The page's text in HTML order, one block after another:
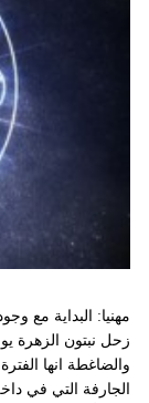
زحل نبتون الزهرة
والضاغطة انها
الجارفة التي في